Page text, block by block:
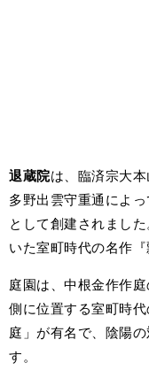
退蔵院は、臨済宗大
多野出雲守重通によ
として創建されまし
いた室町時代の名作
庭園は、中根金作作
側に位置する室町時
庭」が有名で、陰陽
す。